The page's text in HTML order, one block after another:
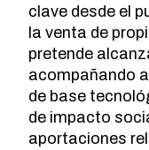
clave desde el
la venta de
pretende
acompañando
de base
de impacto
aportaciones